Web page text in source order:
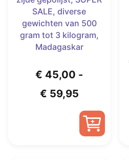
SALE, diverse
gewichten van 500
gram tot 3 kilogram,
Madagaskar
€ 45,00 -
€ 59,95Prijsklasse:
€ 45,00
tot